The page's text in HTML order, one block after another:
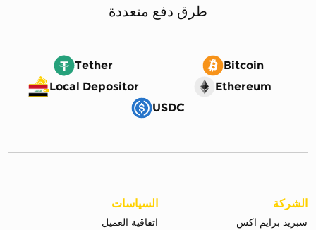
طرق دفع متعددة
Tether
Bitcoin
Local Depositor
Ethereum
USDC
الشركة
سبريد برايم اكس
السياسات
اتفاقية العميل